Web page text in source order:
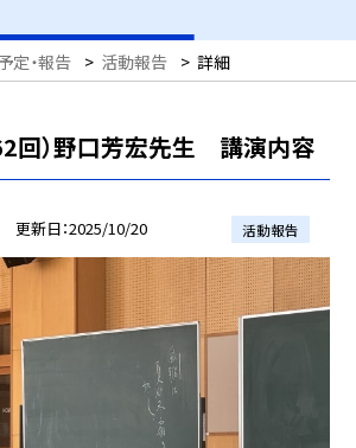
定・報告 > 活動報告 > 詳細
回）野口芳宏先生 講演内容
更新日 2025/10/20 活動報告